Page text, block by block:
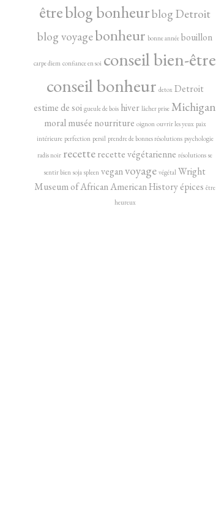
êtreblog bonheurblog Detroit
blog voyagebonheur bonne année bouillon
carpe diem confiance en soi conseil bien-être
conseil bonheur detox Detroit
estime de soi gueule de bois hiver lâcher prise Michigan
moral musée nourriture oignon ouvrir les yeux paix
intérieure perfection persil prendre de bonnes résolutions psychologie
radis noir recetterecette végétarienne résolutions se
sentir bien soja spleen veganvoyage végétal Wright
Museum of African American Historyépices être
heureux